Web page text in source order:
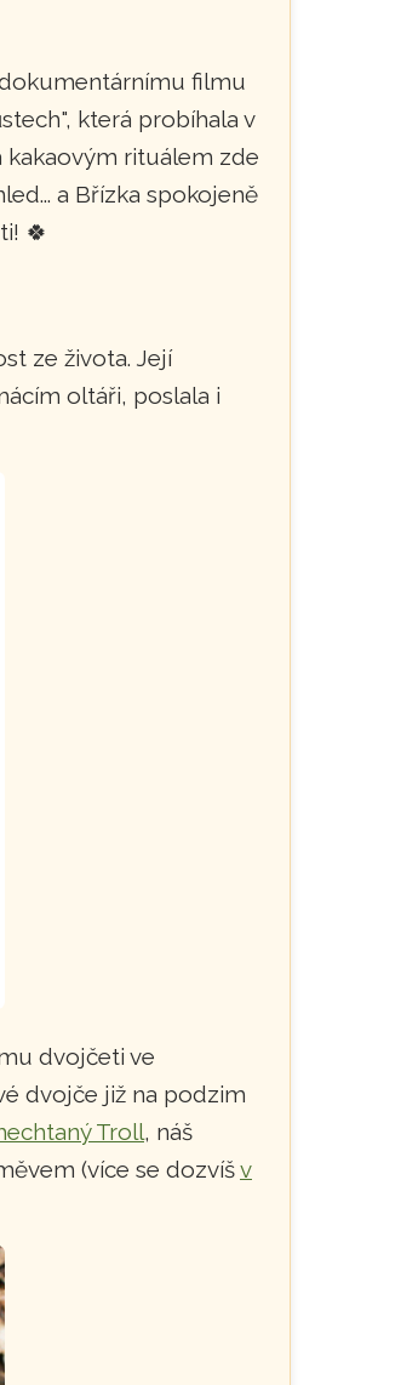
filmu
která probíhala v
kakaovým rituálem zde
a Břízka spokojeně
🍀
ze života. Její
oltáři, poslala i
dvojčeti ve
dvojče již na podzim
Troll, náš
(více se dozvíšv